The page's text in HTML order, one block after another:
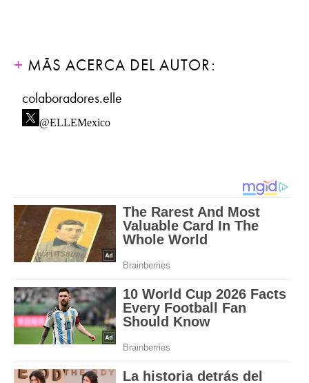
MÁS ACERCA DEL AUTOR:
colaboradores.elle
@ELLEMexico